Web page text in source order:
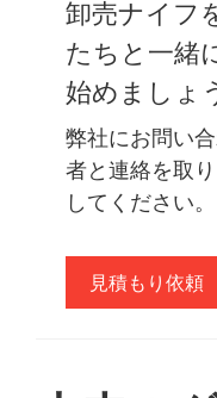
卸売ナイフ
たちと一緒
始めましょ
弊社にお問い
者と連絡を取
してください。
見積もり依頼